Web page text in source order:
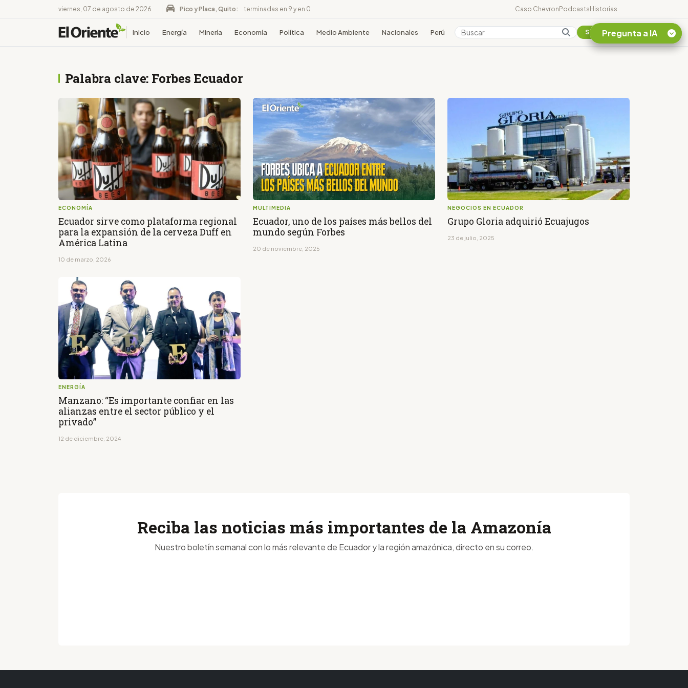
viernes, 07 de agosto de 2026 Pico y Placa, Quito: terminadas en 9 y en 0 Caso ChevronPodcastsHistorias
Inicio Energía Minería Economía Política Medio Ambiente Nacionales Perú Colombia Suscribirse
Palabra clave: Forbes Ecuador
ECONOMÍA
Ecuador sirve como plataforma regional
para la expansión de la cerveza Duff en
América Latina
10 de marzo, 2026
MULTIMEDIA
Ecuador, uno de los países más bellos del
mundo según Forbes
20 de noviembre, 2025
NEGOCIOS EN ECUADOR
Grupo Gloria adquirió Ecuajugos
23 de julio, 2025
ENERGÍA
Manzano: “Es importante confiar en las
alianzas entre el sector público y el
privado”
12 de diciembre, 2024
Pregunta a IA
tasa minera que rige en
Ecuador?
Reciba las noticias más importantes de la Amazonía
Nuestro boletín semanal con lo más relevante de Ecuador y la región amazónica, directo en su correo.